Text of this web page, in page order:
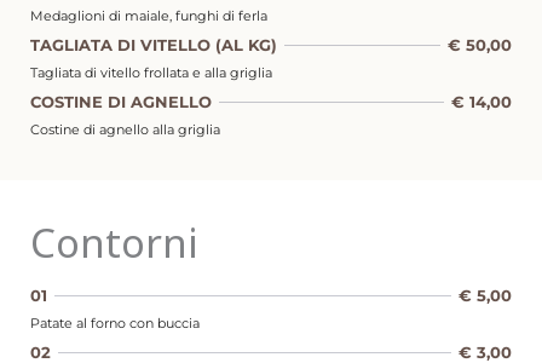
Medaglioni di maiale, funghi di ferla
TAGLIATA DI VITELLO (AL KG) € 50,00
Tagliata di vitello frollata e alla griglia
COSTINE DI AGNELLO € 14,00
Costine di agnello alla griglia
Contorni
01 € 5,00
Patate al forno con buccia
02 € 3,00